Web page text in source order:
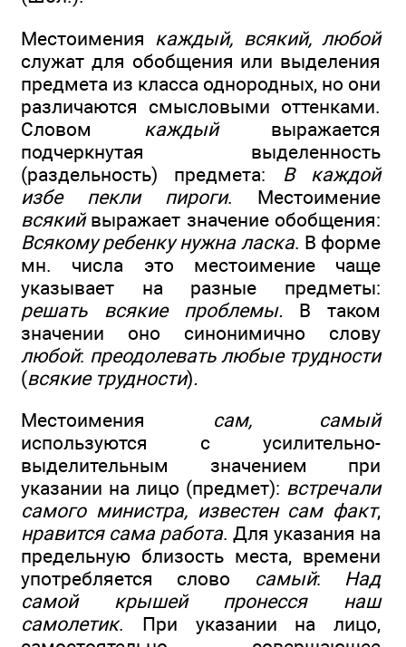
Местоимения каждый, всякий, любой
служат для обобщения или выделения
предмета из класса однородных, но они
различаются смысловыми оттенками.
Словом каждыйвыражается
подчеркнутая выделенность
(раздельность) предмета: В каждой
избе пекли пироги. Местоимение
всякий выражает значение обобщения:
Всякому ребенку нужна ласка. В форме
мн. числа это местоимение чаще
указывает на разные предметы:
решать всякие проблемы. В таком
значении оно синонимично слову
любой: преодолевать любые трудности
(всякие трудности).
Местоимения сам, самый
используются с усилительно-
выделительным значением при
указании на лицо (предмет): встречали
самого министра, известен сам факт,
нравится сама работа. Для указания на
предельную близость ме­ста, времени
употребляется слово самый: Над
самой крышей пронесся наш
самолетик. При указании на лицо,